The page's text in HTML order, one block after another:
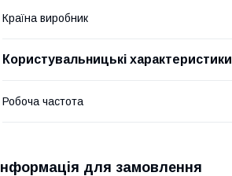
Країна виробник
Користувальницькі характеристики
Робоча частота
Інформація для замовлення